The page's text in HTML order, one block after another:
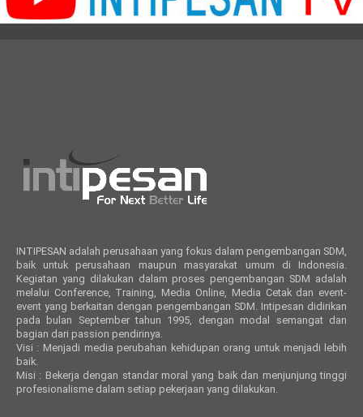
INTIPESAN adalah perusahaan yang fokus dalam pengembangan SDM,
baik untuk perusahaan maupun masyarakat umum di Indonesia.
Kegiatan yang dilakukan dalam proses pengembangan SDM adalah
melalui Conference, Training, Media Online, Media Cetak dan event-
event yang berkaitan dengan pengembangan SDM. Intipesan didirikan
pada bulan September tahun 1995, dengan modal semangat dan
bagian dari passion pendirinya.
Visi : Menjadi media perubahan kehidupan orang untuk menjadi lebih
baik.
Misi : Bekerja dengan standar moral yang baik dan menjunjung tinggi
profesionalisme dalam setiap pekerjaan yang dilakukan.